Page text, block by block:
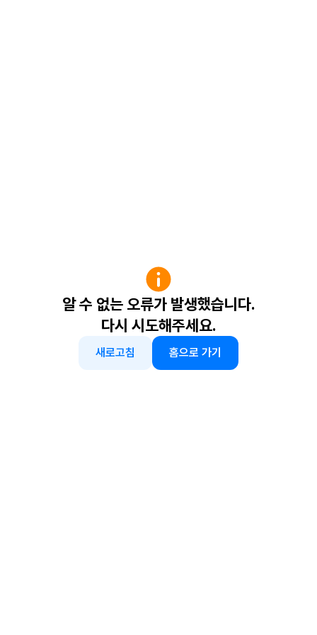
알 수 없는 오류가 발생했습니다.
다시 시도해주세요.
새로고침 홈으로 가기